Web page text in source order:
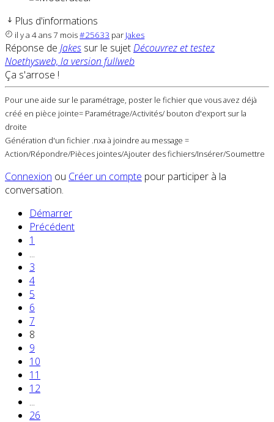
Plus d'informations
il y a 4 ans 7 mois#25633 par Jakes
Réponse de Jakes sur le sujetDécouvrez et testez
Noethysweb, la version fullweb
Ça s'arrose !
Pour une aide sur le paramétrage, poster le fichier que vous avez déjà
créé en pièce jointe= Paramétrage/Activités/ bouton d'export sur la
droite
Génération d'un fichier .nxa à joindre au message =
Action/Répondre/Pièces jointes/Ajouter des fichiers/Insérer/Soumettre
Connexion ou Créer un compte pour participer à la
conversation.
Démarrer
Précédent
1
...
3
4
5
6
7
8
9
10
11
12
...
26